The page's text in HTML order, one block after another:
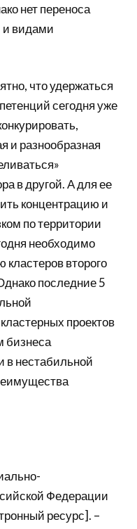
нет переноса
и видами
что удержаться
сегодня уже
и разнообразная
в другой. А для ее
концентрацию и
по территории
необходимо
кластеров второго
последние 5
проектов
бизнеса
в нестабильной
Федерации
ресурс]. –